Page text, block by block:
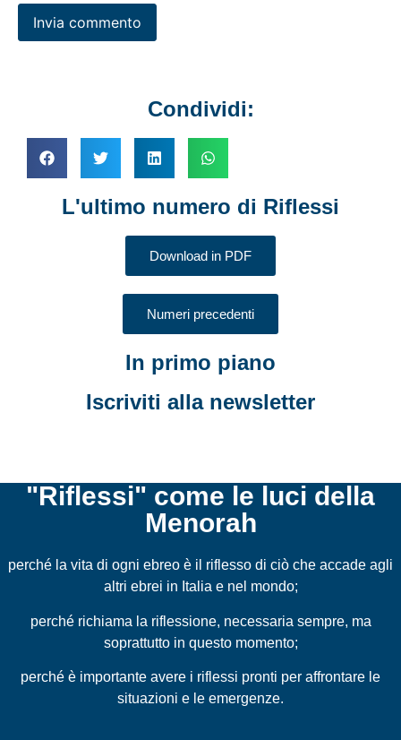
Condividi:
L'ultimo numero di Riflessi
Download in PDF
Numeri precedenti
In primo piano
Iscriviti alla newsletter
"Riflessi" come le luci della
Menorah
perché la vita di ogni ebreo è il riflesso di ciò che accade agli
altri ebrei in Italia e nel mondo;
perché richiama la riflessione, necessaria sempre, ma
soprattutto in questo momento;
perché è importante avere i riflessi pronti per affrontare le
situazioni e le emergenze.